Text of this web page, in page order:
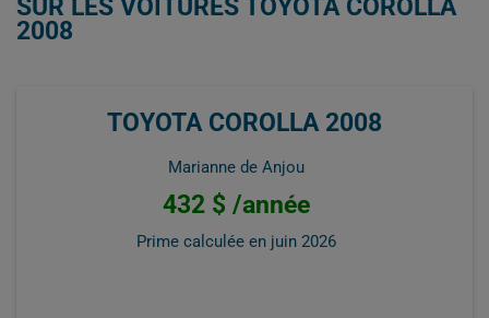
SUR LES VOITURES TOYOTA COROLLA
2008
TOYOTA COROLLA 2008
Marianne de Anjou
432 $ /année
Prime calculée en juin 2026